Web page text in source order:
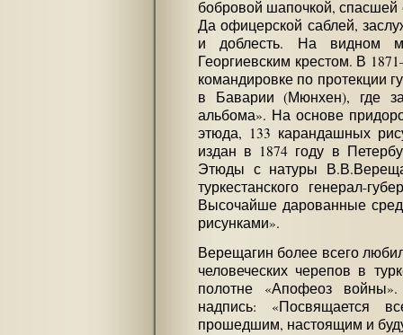
бобровой шапочкой, спасшей
Да офицерской саблей,
и доблесть. На видном
Георгиевским крестом. В
командировке по протекции
в Баварии (Мюнхен), где
альбома». На основе
этюда, 133 карандашных
издан в 1874 году в
Этюды с натуры
туркестанского генерал-
Высочайше дарованные
рисунками».
Верещагин более всего
человеческих черепов в
полотне «Апофеоз
надпись: «Посвящается
прошедшим, настоящим и